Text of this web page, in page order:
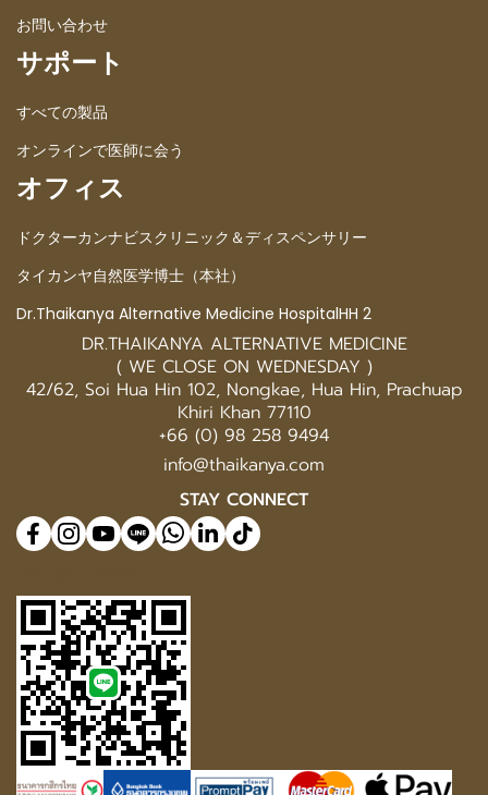
お問い合わせ
サポート
すべての製品
オンラインで医師に会う
オフィス
ドクターカンナビスクリニック＆ディスペンサリー
タイカンヤ自然医学博士（本社）
Dr.Thaikanya Alternative Medicine HospitalHH 2
DR.THAIKANYA ALTERNATIVE MEDICINE
( WE CLOSE ON WEDNESDAY )
42/62, Soi Hua Hin 102, Nongkae, Hua Hin, Prachuap
Khiri Khan 77110
+66 (0) 98 258 9494
info@thaikanya.com
STAY CONNECT